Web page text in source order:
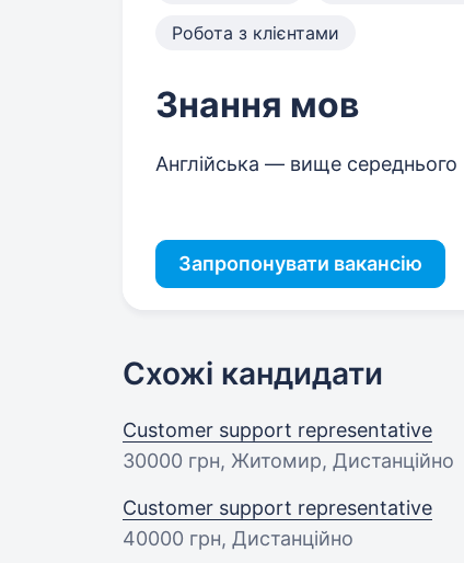
Робота з клієнтами
Знання мов
Англійська — вище середнього
Запропонувати вакансію
Схожі кандидати
Customer support representative
30000 грн, Житомир, Дистанційно
Customer support representative
40000 грн, Дистанційно